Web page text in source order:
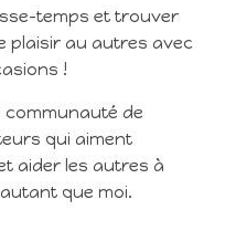
temps et trouver
plaisir au autres avec
!
communauté de
qui aiment
aider les autres à
que moi.